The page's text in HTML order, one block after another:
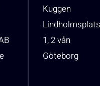
Kuggen
1, 2 vån
Göteborg